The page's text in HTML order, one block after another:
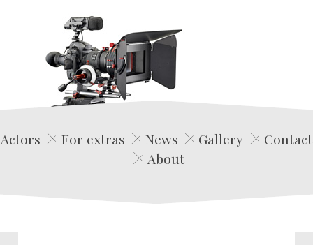
Edwin Film Agencja Aktorska
Actors For extras News Gallery
Contact
About